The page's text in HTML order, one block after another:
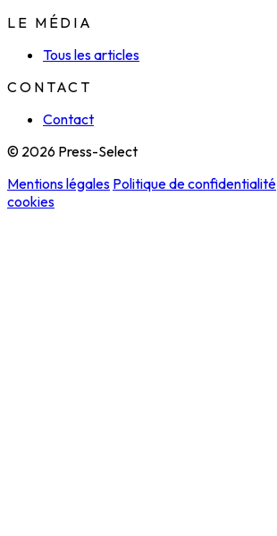
LE MÉDIA
Tous les articles
CONTACT
Contact
© 2026 Press-Select
Mentions légales Politique de confidentialité
cookies